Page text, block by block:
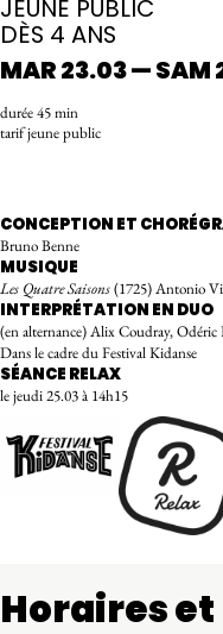
JEUNE PUBLIC
DÈS 4 ANS
MAR 23.03 — SAM
durée 45 min
tarif jeune public
CONCEPTION ET
Bruno Benne
MUSIQUE
Les Quatre Saisons(1725) Antonio
INTERPRÉTATION EN DUO
(en alternance) Alix Coudray,
Dans le cadre du Festival Kidanse
SÉANCE RELAX
le jeudi 25.03 à 14h15
Festival Kidanselogo
Horaires